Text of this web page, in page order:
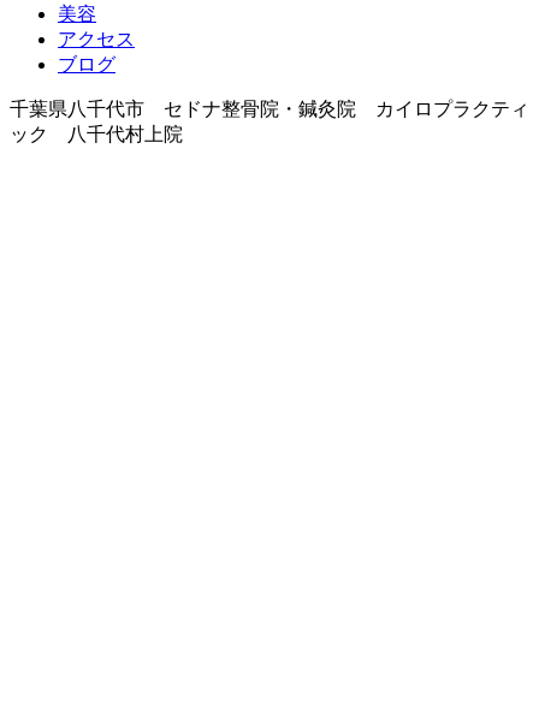
美容
アクセス
ブログ
千葉県八千代市 セドナ整骨院・鍼灸院 カイロプラクティ
ック 八千代村上院